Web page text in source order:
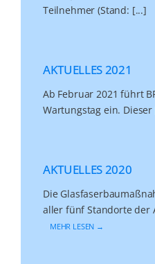
Teilnehmer (Stand: [...]
AKTUELLES 2021
Ab Februar 2021 führt
Wartungstag ein. Dieser
AKTUELLES 2020
Die
aller fünf Standorte der
MEHR LESEN →